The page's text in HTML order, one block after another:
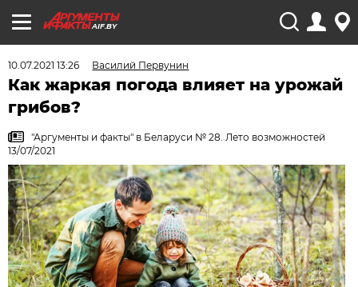
AIF.BY
10.07.2021 13:26 Василий Первунин
Как жаркая погода влияет на урожай
грибов?
"Аргументы и факты" в Беларуси № 28. Лето возможностей
13/07/2021